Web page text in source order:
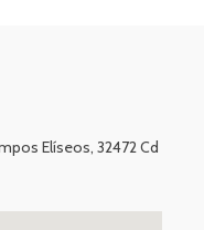
Elíseos, 32472 Cd